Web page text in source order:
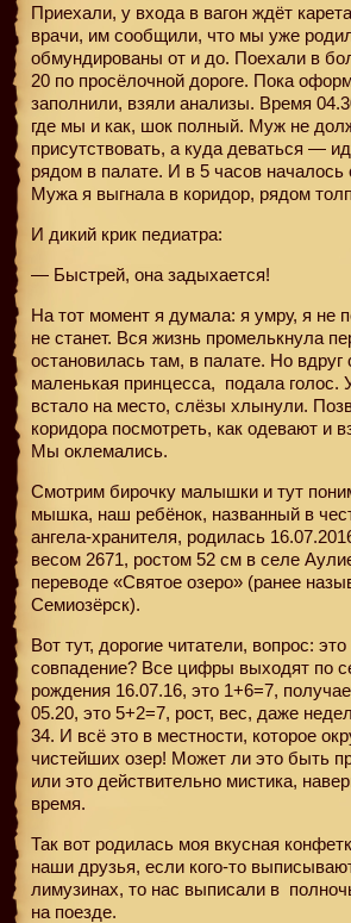
Приехали, у входа в вагон ждёт
врачи, им сообщили, что мы уже
обмундированы от и до. Поехали в
20 по просёлочной дороге. Пока
заполнили, взяли анализы. Время
где мы и как, шок полный. Муж не
присутствовать, а куда деваться —
рядом в палате. И в 5 часов началось
Мужа я выгнала в коридор, рядом
И дикий крик педиатра:
— Быстрей, она задыхается!
На тот момент я думала: я умру, я не
не станет. Вся жизнь промелькнула
остановилась там, в палате. Но
маленькая принцесса, подала
встало на место, слёзы хлынули.
коридора посмотреть, как одевают и
Мы оклемались.
Смотрим бирочку малышки и тут
мышка, наш ребёнок, названный в
ангела-хранителя, родилась
весом 2671, ростом 52 см в селе
переводе «Святое озеро» (ранее
Семиозёрск).
Вот тут, дорогие читатели, вопрос:
совпадение? Все цифры выходят по
рождения 16.07.16, это 1+6=7,
05.20, это 5+2=7, рост, вес, даже
34. И всё это в местности, которое
чистейших озер! Может ли это быть
или это действительно мистика,
время.
Так вот родилась моя вкусная
наши друзья, если кого-то
лимузинах, то нас выписали в
на поезде.